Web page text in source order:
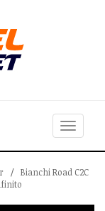
Toggle
navigation
/ Bianchi Road C2C